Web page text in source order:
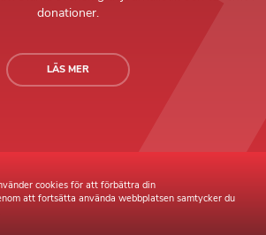
donationer.
LÄS MER
Journalister © Copyright 2026 |
cookies för att förbättra din
att fortsätta använda webbplatsen samtycker du